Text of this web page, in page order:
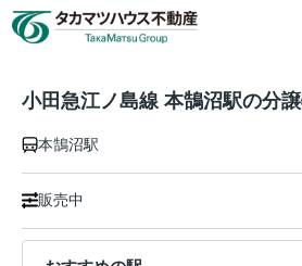
タカマツハウス物件
その他の仲介物件はこちら
小田急江ノ島線 本鵠沼駅の分
本鵠沼駅
販売中
1件 1 戸